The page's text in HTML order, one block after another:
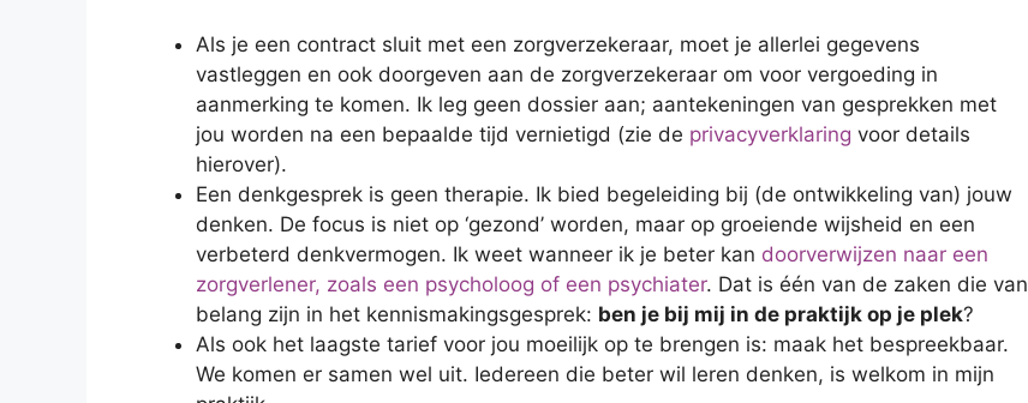
Als je een contract sluit met een zorgverzekeraar, moet je allerlei gegevens
vastleggen en ook doorgeven aan de zorgverzekeraar om voor vergoeding in
aanmerking te komen. Ik leg geen dossier aan; aantekeningen van gesprekken met
jou worden na een bepaalde tijd vernietigd (zie de privacyverklaring voor details
hierover).
Een denkgesprek is geen therapie. Ik bied begeleiding bij (de ontwikkeling van) jouw
denken. De focus is niet op ‘gezond’ worden, maar op groeiende wijsheid en een
verbeterd denkvermogen. Ik weet wanneer ik je beter kan doorverwijzen naar een
zorgverlener, zoals een psycholoog of een psychiater. Dat is één van de zaken die van
belang zijn in het kennismakingsgesprek: ben je bij mij in de praktijk op je plek?
Als ook het laagste tarief voor jou moeilijk op te brengen is: maak het bespreekbaar.
We komen er samen wel uit. Iedereen die beter wil leren denken, is welkom in mijn